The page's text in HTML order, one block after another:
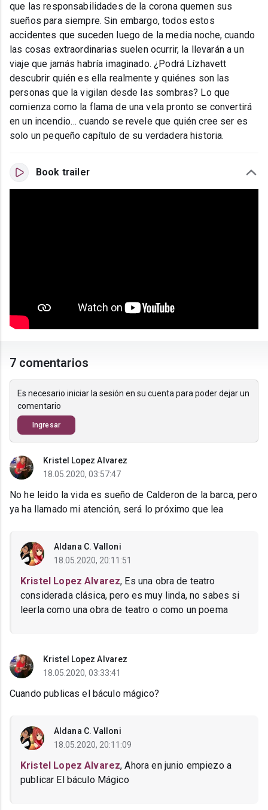
que las responsabilidades de la corona quemen sus
sueños para siempre. Sin embargo, todos estos
accidentes que suceden luego de la media noche, cuando
las cosas extraordinarias suelen ocurrir, la llevarán a un
viaje que jamás habría imaginado. ¿Podrá Lízhavett
descubrir quién es ella realmente y quiénes son las
personas que la vigilan desde las sombras? Lo que
comienza como la flama de una vela pronto se convertirá
en un incendio… cuando se revele que quién cree ser es
solo un pequeño capítulo de su verdadera historia.
Book trailer
7 comentarios
Es necesario iniciar la sesión en su cuenta para poder dejar un
comentario
Ingresar
Kristel Lopez Alvarez
18.05.2020, 03:57:47
No he leido la vida es sueño de Calderon de la barca, pero
ya ha llamado mi atención, será lo próximo que lea
Aldana C. Valloni
18.05.2020, 20:11:51
Kristel Lopez Alvarez, Es una obra de teatro
considerada clásica, pero es muy linda, no sabes si
leerla como una obra de teatro o como un poema
Kristel Lopez Alvarez
18.05.2020, 03:33:41
Cuando publicas el báculo mágico?
Aldana C. Valloni
18.05.2020, 20:11:09
Kristel Lopez Alvarez, Ahora en junio empiezo a
publicar El báculo Mágico